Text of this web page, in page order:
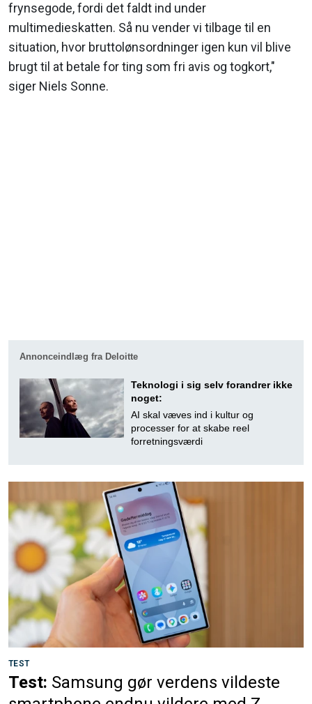
frynsegode, fordi det faldt ind under
multimedieskatten. Så nu vender vi tilbage til en
situation, hvor bruttolønsordninger igen kun vil blive
brugt til at betale for ting som fri avis og togkort,"
siger Niels Sonne.
Annonceindlæg fra Deloitte
Teknologi i sig selv forandrer ikke
noget:
AI skal væves ind i kultur og
processer for at skabe reel
forretningsværdi
TEST
Test: Samsung gør verdens vildeste